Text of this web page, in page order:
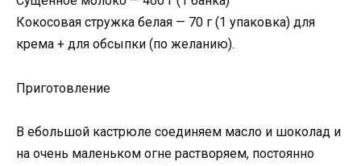
Кокосовая стружка белая — 70 г (1 упаковка) для
крема + для обсыпки (по желанию).
Приготовление
В ебольшой кастрюле соединяем масло и шоколад и
на очень маленьком огне растворяем, постоянно